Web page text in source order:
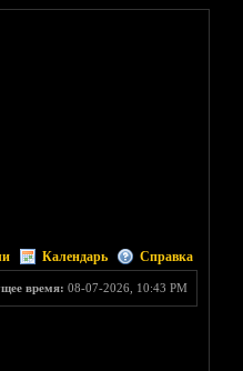
Календарь Справка
время: 08-07-2026, 10:43 PM